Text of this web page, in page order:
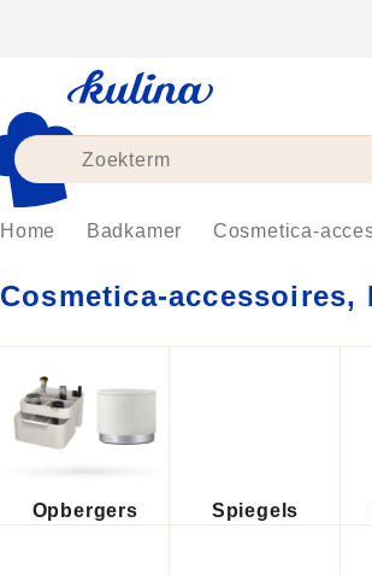
Home Badkamer Cosmetica-
Cosmetica-accessoires,
Opbergers Spiegels